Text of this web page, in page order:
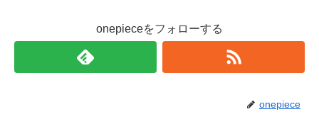
onepieceをフォローする
onepiece